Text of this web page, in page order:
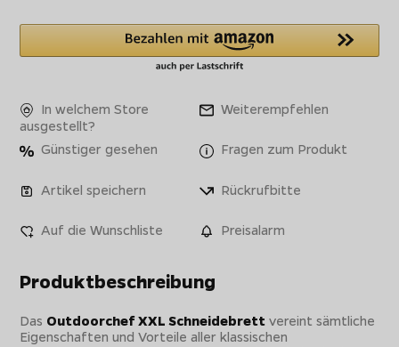
In welchem Store
ausgestellt?
Weiterempfehlen
Günstiger gesehen Fragen zum Produkt
Artikel speichern Rückrufbitte
Auf die Wunschliste Preisalarm
Produktbeschreibung
Das Outdoorchef XXL Schneidebrett vereint sämtliche
Eigenschaften und Vorteile aller klassischen